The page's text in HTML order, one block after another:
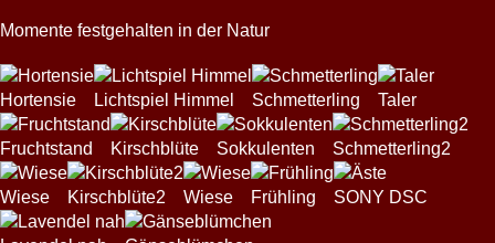
Momente festgehalten in der Natur
Hortensie Lichtspiel Himmel Schmetterling Taler
Fruchtstand Kirschblüte Sokkulenten Schmetterling2
Wiese Kirschblüte2 Wiese Frühling SONY DSC